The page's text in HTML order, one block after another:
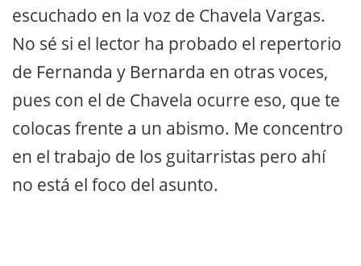
escuchado en la voz de Chavela Vargas.
No sé si el lector ha probado el repertorio
de Fernanda y Bernarda en otras voces,
pues con el de Chavela ocurre eso, que te
colocas frente a un abismo. Me concentro
en el trabajo de los guitarristas pero ahí
no está el foco del asunto.